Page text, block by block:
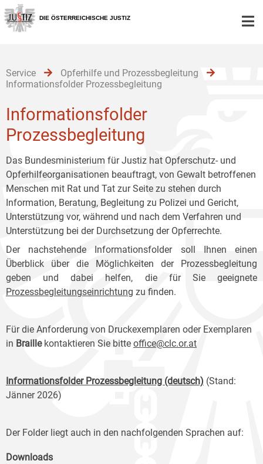
Zur
Hauptnavigation
[1]
Zum
Inhalt
[2]
Zum
Untermenü
[3]
DIE ÖSTERREICHISCHE JUSTIZ
Service
Opferhilfe und Prozessbegleitung
Informationsfolder Prozessbegleitung
Informationsfolder
Prozessbegleitung
Das Bundesministerium für Justiz hat Opferschutz- und
Opferhilfeorganisationen beauftragt, von Gewalt betroffenen
Menschen mit Rat und Tat zur Seite zu stehen durch
Information, Beratung, Begleitung zu Polizei und Gericht,
Unterstützung vor, während und nach dem Verfahren und
Unterstützung bei der Durchsetzung der Opferrechte.
Der nachstehende Informationsfolder soll Ihnen einen
Überblick über die Möglichkeiten der Prozessbegleitung
geben und dabei helfen, die für Sie geeignete
Prozessbegleitungseinrichtung zu finden.
Für die Anforderung von Druckexemplaren oder Exemplaren
in Braille kontaktieren Sie bitte office@clc.or.at
Informationsfolder Prozessbegleitung (deutsch) (Stand:
Jänner 2026)
Der Folder liegt auch in den nachfolgenden Sprachen auf:
Downloads